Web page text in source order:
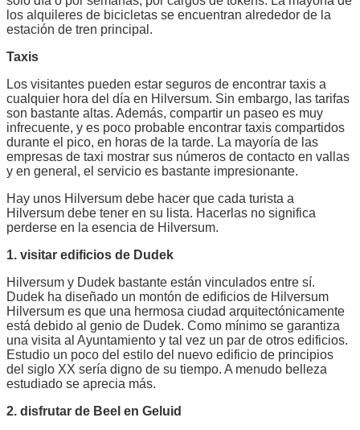
los alquileres de bicicletas se encuentran alrededor de la
estación de tren principal.
Taxis
Los visitantes pueden estar seguros de encontrar taxis a
cualquier hora del día en Hilversum. Sin embargo, las tarifas
son bastante altas. Además, compartir un paseo es muy
infrecuente, y es poco probable encontrar taxis compartidos
durante el pico, en horas de la tarde. La mayoría de las
empresas de taxi mostrar sus números de contacto en vallas
y en general, el servicio es bastante impresionante.
Hay unos Hilversum debe hacer que cada turista a
Hilversum debe tener en su lista. Hacerlas no significa
perderse en la esencia de Hilversum.
1. visitar edificios de Dudek
Hilversum y Dudek bastante están vinculados entre sí.
Dudek ha diseñado un montón de edificios de Hilversum
Hilversum es que una hermosa ciudad arquitectónicamente
está debido al genio de Dudek. Como mínimo se garantiza
una visita al Ayuntamiento y tal vez un par de otros edificios.
Estudio un poco del estilo del nuevo edificio de principios
del siglo XX sería digno de su tiempo. A menudo belleza
estudiado se aprecia más.
2. disfrutar de Beel en Geluid